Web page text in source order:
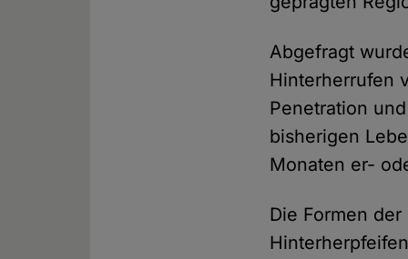
Abgefragt
Hinterherrufen
Penetration
bisherigen
Monaten er-
Die Formen